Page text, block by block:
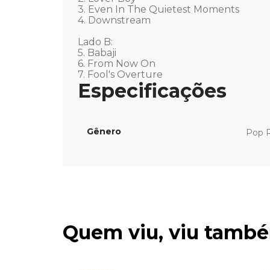
3. Even In The Quietest Moments
4. Downstream
Lado B:
5. Babaji
6. From Now On
7. Fool's Overture
Gênero Pop
Quem viu, viu